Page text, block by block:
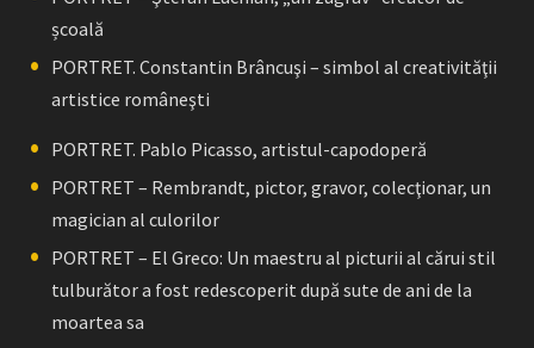
școală
PORTRET. Constantin Brâncuşi – simbol al creativităţii
artistice româneşti
PORTRET. Pablo Picasso, artistul-capodoperă
PORTRET – Rembrandt, pictor, gravor, colecţionar, un
magician al culorilor
PORTRET – El Greco: Un maestru al picturii al cărui stil
tulburător a fost redescoperit după sute de ani de la
moartea sa